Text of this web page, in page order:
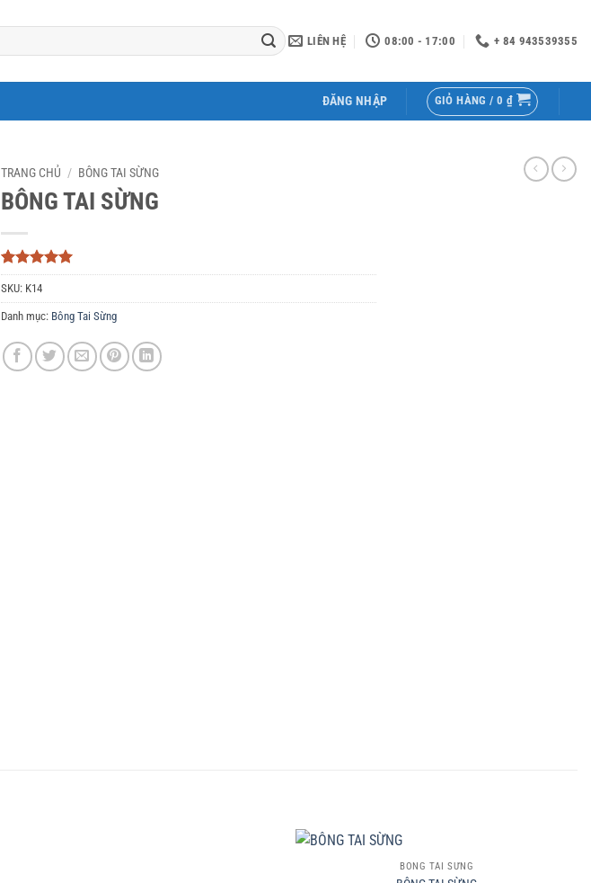
LIÊN HỆ 08:00 - 17:00 + 84 943539355
ĐĂNG NHẬP GIỎ HÀNG / 0 ₫
TRANG CHỦ / BÔNG TAI SỪNG
BÔNG TAI SỪNG
5trên 5
dựa trên
3
đánh giá
SKU: K14
Danh mục: Bông Tai Sừng
+
BÔNG TAI SỪNG